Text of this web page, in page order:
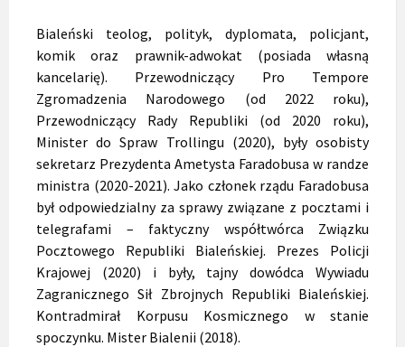
Bialeński teolog, polityk, dyplomata, policjant,
komik oraz prawnik-adwokat (posiada własną
kancelarię). Przewodniczący Pro Tempore
Zgromadzenia Narodowego (od 2022 roku),
Przewodniczący Rady Republiki (od 2020 roku),
Minister do Spraw Trollingu (2020), były osobisty
sekretarz Prezydenta Ametysta Faradobusa w randze
ministra (2020-2021). Jako członek rządu Faradobusa
był odpowiedzialny za sprawy związane z pocztami i
telegrafami – faktyczny współtwórca Związku
Pocztowego Republiki Bialeńskiej. Prezes Policji
Krajowej (2020) i były, tajny dowódca Wywiadu
Zagranicznego Sił Zbrojnych Republiki Bialeńskiej.
Kontradmirał Korpusu Kosmicznego w stanie
spoczynku. Mister Bialenii (2018).